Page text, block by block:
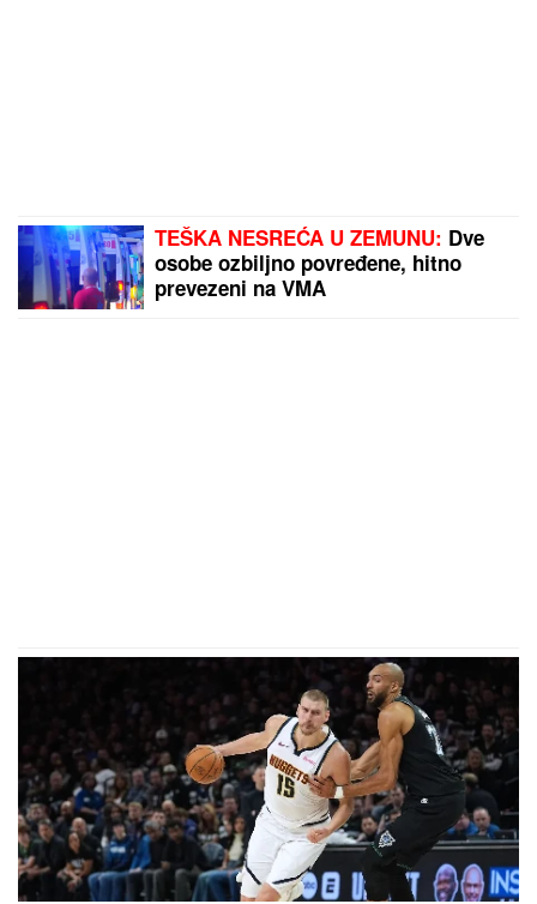
TEŠKA NESREĆA U ZEMUNU: Dve
osobe ozbiljno povređene, hitno
prevezeni na VMA